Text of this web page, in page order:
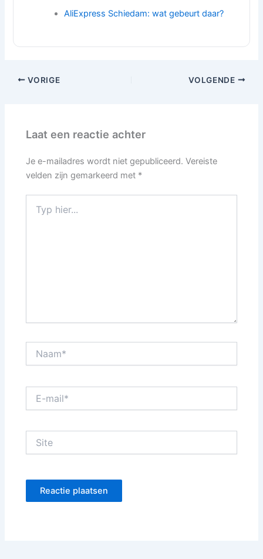
AliExpress Schiedam: wat gebeurt daar?
VORIGE VOLGENDE
Laat een reactie achter
Je e-mailadres wordt niet gepubliceerd. Vereiste
velden zijn gemarkeerd met *
hier...
mail*